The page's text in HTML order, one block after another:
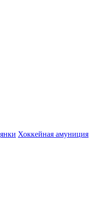
Хоккейная амуниция